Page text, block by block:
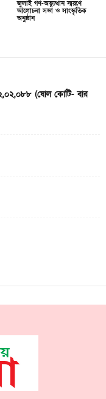
জুলাই গণ-অভ্যুত্থান স্মরণে
আলোচনা সভা ও সাংস্কৃতিক
অনুষ্ঠান
(ষোল কোটি- বার